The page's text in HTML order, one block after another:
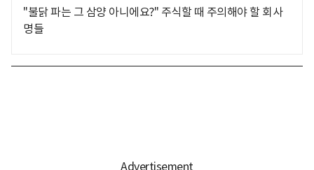
"불닭 파는 그 삼양 아니에요?" 주식할 때 주의해야 할 회사
명들